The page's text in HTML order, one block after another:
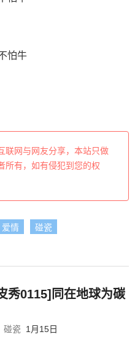
联网与网友分享，本站只做
所有，如有侵犯到您的权
爱情 碰瓷
秀0115]同在地球为碳
碰瓷 1月15日